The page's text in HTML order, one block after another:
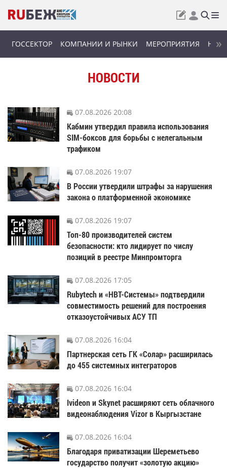
ГОССЕКТОР КОМПАНИИ И РЫНКИ МЕРОПРИЯТИЯ
НОВОСТИ
07.08.2026 20:08
Кабмин утвердил правила использования
SIM-боксов для борьбы с нелегальным
трафиком
07.08.2026 19:07
В России утвердили штрафы за нарушения
закона о платформенной экономике
07.08.2026 19:07
Топ-80 производителей систем
безопасности: кто лидирует по числу
позиций в реестре Минпромторга
07.08.2026 17:05
Rubytech и «НВТ-Системы» подтвердили
совместимость решений для построения
отказоустойчивых АСУ ТП
07.08.2026 16:04
Партнерская сеть ГК «Солар» расширилась
до 455 системных интеграторов
07.08.2026 16:04
Ivideon и Skynet расширяют сеть облачного
видеонаблюдения Vizor в Кыргызстане
07.08.2026 16:04
Благодаря приватизации Шереметьево
государство получит «золотую акцию»